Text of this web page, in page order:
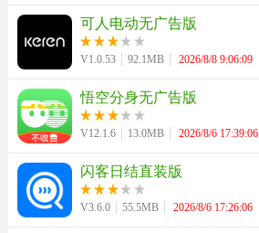
可人电动无广告版
V1.0.53 92.1MB 2026/8/8 9:06:09
悟空分身无广告版
V12.1.6 13.0MB 2026/8/6 17:39:06
闪客日结直装版
V3.6.0 55.5MB 2026/8/6 17:26:06